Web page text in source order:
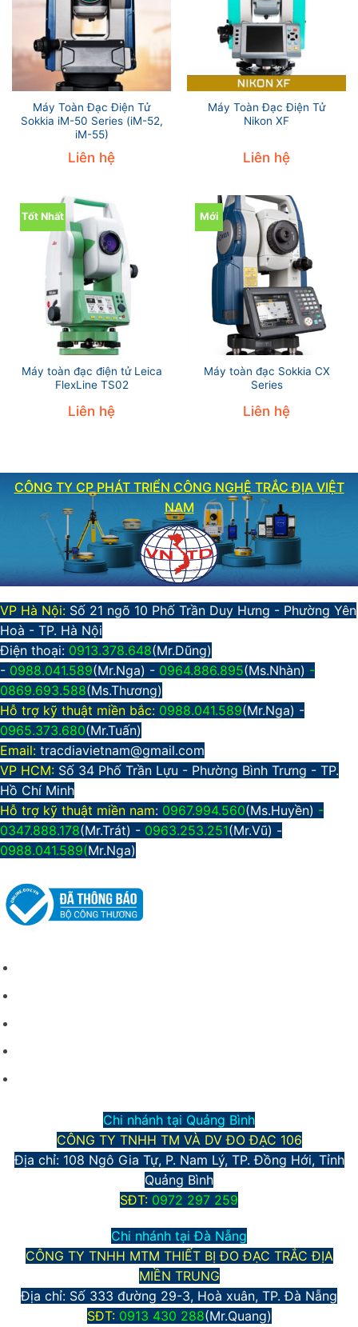
Máy Toàn Đạc Điện Tử
Sokkia iM-50 Series (iM-52,
iM-55)
Liên hệ
Máy Toàn Đạc Điện Tử
Nikon XF
Liên hệ
Tốt Nhất
Máy toàn đạc điện tử Leica
FlexLine TS02
Liên hệ
Mới
Máy toàn đạc Sokkia CX
Series
Liên hệ
CÔNG TY CP PHÁT TRIỂN CÔNG NGHỆ TRẮC ĐỊA VIỆT
NAM
VP Hà Nội: Số 21 ngõ 10 Phố Trần Duy Hưng - Phường Yên
Hoà - TP. Hà Nội
Điện thoại: 0913.378.648(Mr.Dũng)
- 0988.041.589(Mr.Nga) - 0964.886.895(Ms.Nhàn) -
0869.693.588(Ms.Thương)
Hỗ trợ kỹ thuật miền bắc: 0988.041.589(Mr.Nga) -
0965.373.680(Mr.Tuấn)
Email: tracdiavietnam@gmail.com
VP HCM: Số 34 Phố Trần Lựu - Phường Bình Trưng - TP.
Hồ Chí Minh
Hỗ trợ kỹ thuật miền nam: 0967.994.560(Ms.Huyền) -
0347.888.178(Mr.Trát) - 0963.253.251(Mr.Vũ) -
0988.041.589(Mr.Nga)
Chi nhánh tại Quảng Bình
CÔNG TY TNHH TM VÀ DV ĐO ĐẠC 106
Địa chỉ: 108 Ngô Gia Tự, P. Nam Lý, TP. Đồng Hới, Tỉnh
Quảng Bình
SĐT: 0972 297 259
Chi nhánh tại Đà Nẵng
CÔNG TY TNHH MTM THIẾT BỊ ĐO ĐẠC TRẮC ĐỊA
MIỀN TRUNG
Địa chỉ: Số 333 đường 29-3, Hoà xuân, TP. Đà Nẵng
SĐT: 0913 430 288(Mr.Quang)